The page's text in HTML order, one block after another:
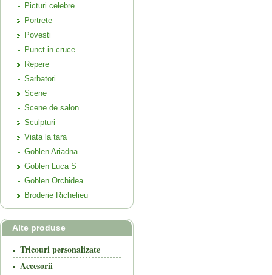
Picturi celebre
Portrete
Povesti
Punct in cruce
Repere
Sarbatori
Scene
Scene de salon
Sculpturi
Viata la tara
Goblen Ariadna
Goblen Luca S
Goblen Orchidea
Broderie Richelieu
Alte produse
Tricouri personalizate
Accesorii